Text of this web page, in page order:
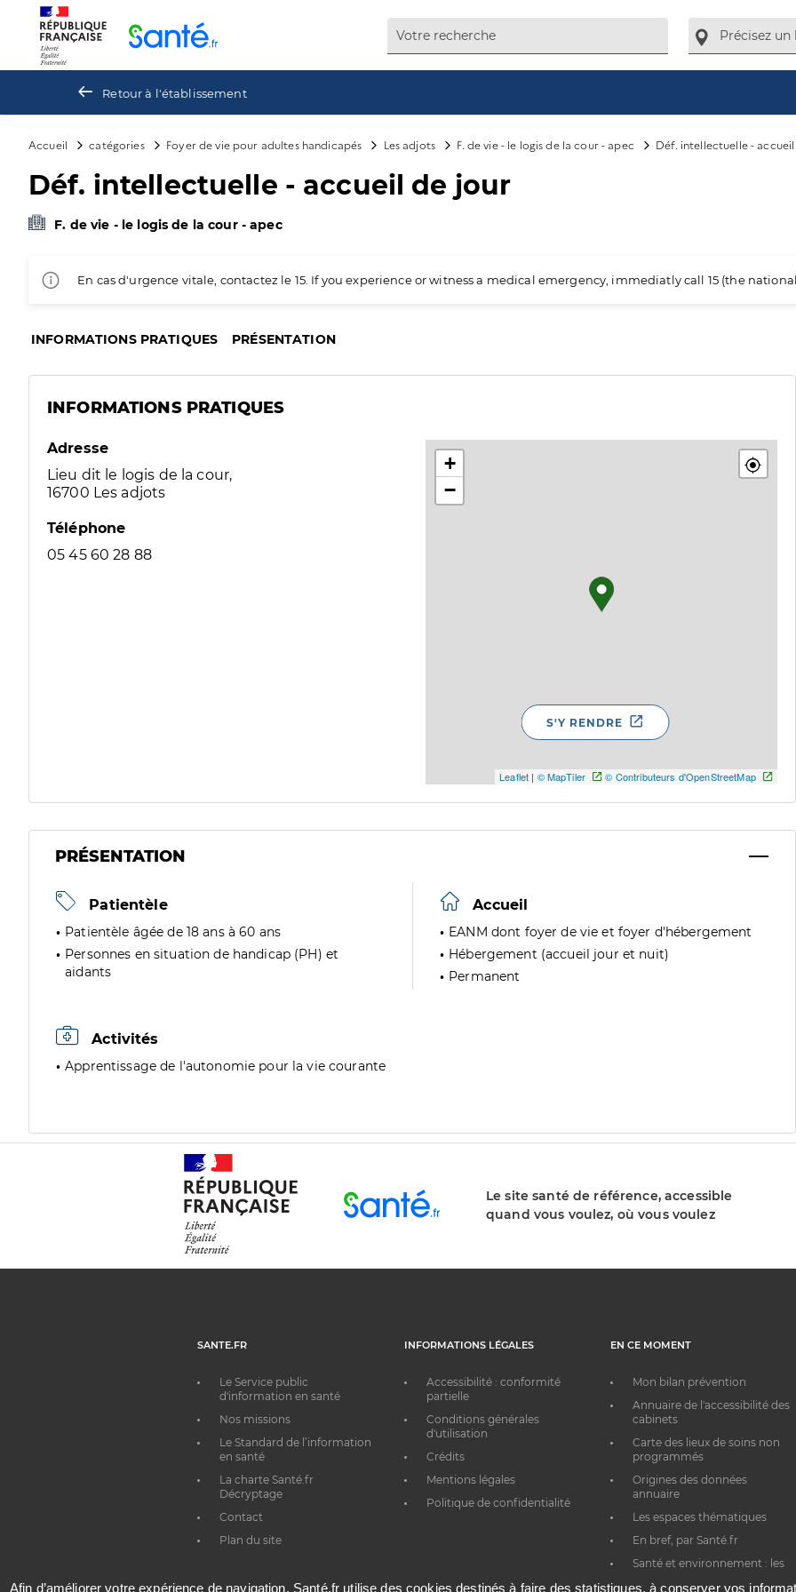
Retour à l'établissement
Accueil catégories Foyer de vie pour adultes handicapés Les adjots F. de vie - le logis de la cour - apec Déf. intellectuelle -
Déf. intellectuelle - accueil de jour
F. de vie - le logis de la cour - apec
En cas d'urgence vitale, contactez le 15. If you experience or witness a medical emergency, immediatly call 15 (the
INFORMATIONS PRATIQUES PRÉSENTATION
INFORMATIONS PRATIQUES
Adresse
Lieu dit le logis de la cour,
16700 Les adjots
Téléphone
05 45 60 28 88
+
−
Leaflet | © MapTiler © Contributeurs d'OpenStreetMap
S'Y RENDRE
PRÉSENTATION
Patientèle
Patientèle âgée de 18 ans à 60 ans
Personnes en situation de handicap (PH) et
aidants
Accueil
EANM dont foyer de vie et foyer d'hébergement
Hébergement (accueil jour et nuit)
Permanent
Activités
Apprentissage de l'autonomie pour la vie courante
Le site santé de référence, accessible
quand vous voulez, où vous voulez
SANTE.FR
Le Service public
d'information en santé
Nos missions
Le Standard de l’information
en santé
La charte Santé.fr
Décryptage
Contact
Plan du site
INFORMATIONS LÉGALES
Accessibilité : conformité
partielle
Conditions générales
d'utilisation
Crédits
Mentions légales
Politique de confidentialité
EN CE MOMENT
Mon bilan prévention
Annuaire de l'accessibilité des
cabinets
Carte des lieux de soins non
programmés
Origines des données
annuaire
Les espaces thématiques
En bref, par Santé.fr
Santé et environnement : les
Panneau de gestion des cookies
Afin d’améliorer votre expérience de navigation, Santé.fr utilise des cookies destinés à faire des statistiques, à conserver vos